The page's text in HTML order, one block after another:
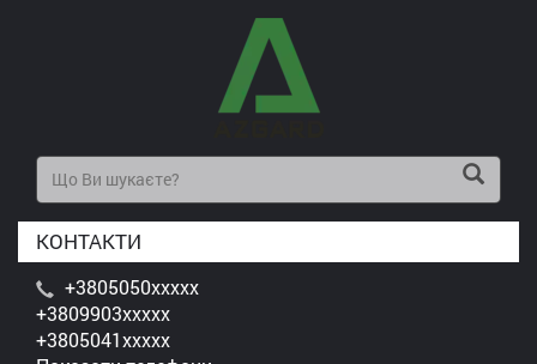
КОНТАКТИ
+3805050xxxxx
+3809903xxxxx
+3805041xxxxx